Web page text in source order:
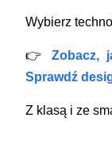
Wybierz
👉Zobacz,
Sprawdź
Z klasą i ze